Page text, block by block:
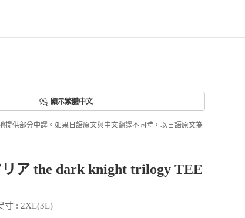
顯示繁體中文
提供部分中譯。如果日語原文與中文翻譯不同時，以日語原文為
ア the dark knight trilogy TEE
寸 : 2XL(3L)